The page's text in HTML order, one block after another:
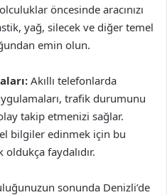
öncesinde aracınızı
yağ, silecek ve diğer temel
emin olun.
Akıllı telefonlarda
trafik durumunu
takip etmenizi sağlar.
bilgiler edinmek için bu
faydalıdır.
sonunda Denizli’de